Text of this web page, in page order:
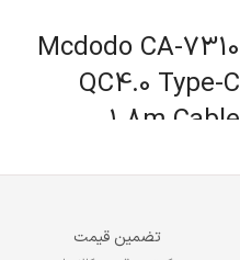
Mcdodo CA-7310
QC4.0 Type-C
1.8m Cable
تضمین قیمت